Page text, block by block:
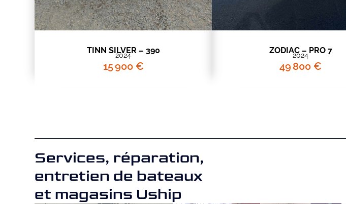
TINN SILVER – 390
2024
15 900 €
ZODIAC – PRO 7
2024
49 800 €
Services, réparation,
entretien de bateaux
et magasins Uship